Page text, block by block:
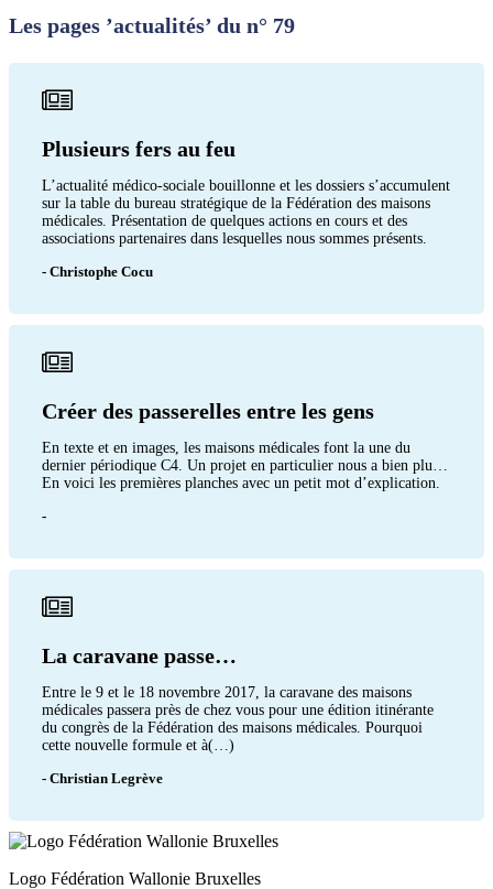
Les pages ’actualités’ du n° 79
Plusieurs fers au feu
L’actualité médico-sociale bouillonne et les dossiers s’accumulent
sur la table du bureau stratégique de la Fédération des maisons
médicales. Présentation de quelques actions en cours et des
associations partenaires dans lesquelles nous sommes présents.
- Christophe Cocu
Créer des passerelles entre les gens
En texte et en images, les maisons médicales font la une du
dernier périodique C4. Un projet en particulier nous a bien plu…
En voici les premières planches avec un petit mot d’explication.
-
La caravane passe…
Entre le 9 et le 18 novembre 2017, la caravane des maisons
médicales passera près de chez vous pour une édition itinérante
du congrès de la Fédération des maisons médicales. Pourquoi
cette nouvelle formule et à(…)
- Christian Legrève
Logo Fédération Wallonie Bruxelles